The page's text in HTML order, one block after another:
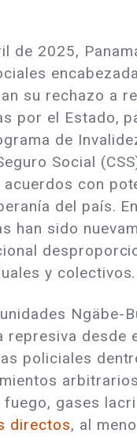
de 2025,
su rechazo a
por el Estado,
de
Social
con
del país.
han sido
y colectivos.
Ngäbe-
represiva desde
policiales
gases
directos, al